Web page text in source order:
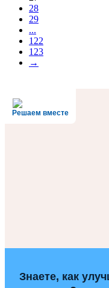
28
29
...
122
123
→
Решаем вместе
Знаете, как